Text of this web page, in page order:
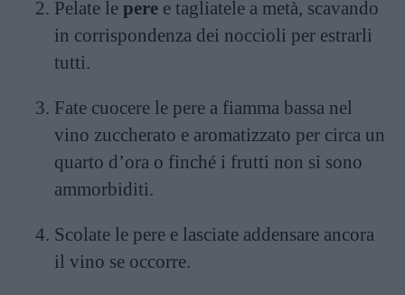
Pelate le pere e tagliatele a metà, scavando
in corrispondenza dei noccioli per estrarli
tutti.
Fate cuocere le pere a fiamma bassa nel
vino zuccherato e aromatizzato per circa un
quarto d’ora o finché i frutti non si sono
ammorbiditi.
Scolate le pere e lasciate addensare ancora
il vino se occorre.